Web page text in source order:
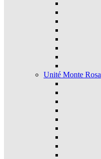
Unité Monte Rosa